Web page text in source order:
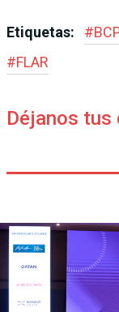
Etiquetas: #
#FLAR
Déjanos tus